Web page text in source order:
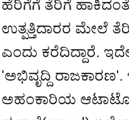
ಹೆರಿಗೆಗೆ ತೆರಿಗೆ ಹಾಕಿದಂತೆ
ಉತ್ಪತ್ತಿದಾರರ ಮೇಲೆ
ಎಂದು ಕರೆದಿದ್ದಾರೆ.
'ಅಭಿವೃದ್ದಿ
ಅಹಂಕಾರಿಯ